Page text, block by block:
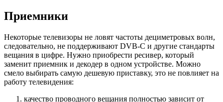
Приемники
Некоторые телевизоры не ловят частоты дециметровых волн,
следовательно, не поддерживают DVB-C и другие стандарты
вещания в цифре. Нужно приобрести ресивер, который
заменит приемник и декодер в одном устройстве. Можно
смело выбирать самую дешевую приставку, это не повлияет на
работу телевидения:
качество проводного вещания полностью зависит от